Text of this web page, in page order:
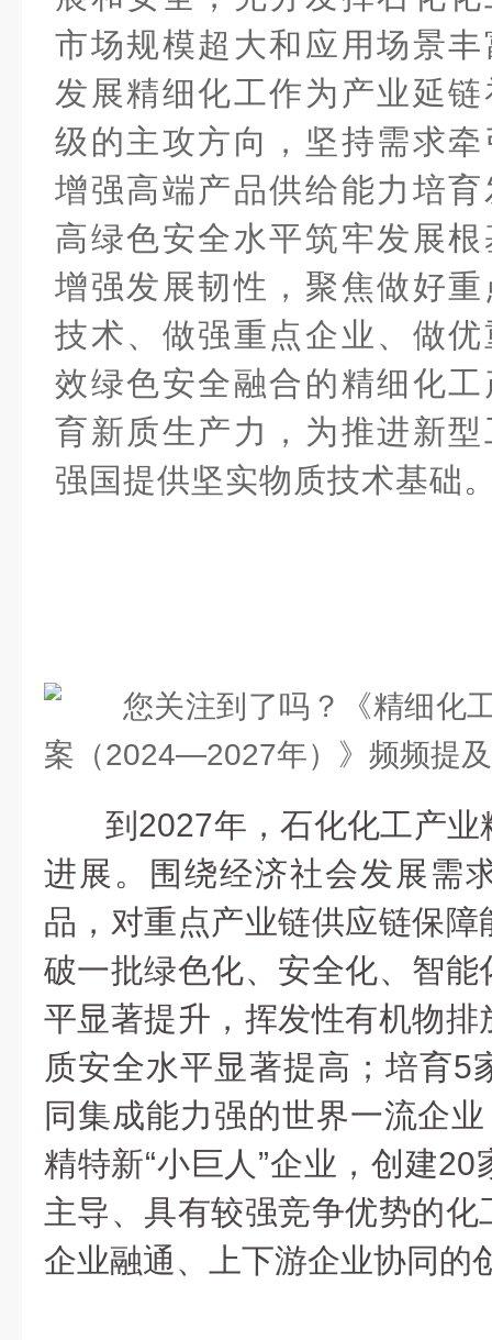
市场规模超大和应用场景
发展精细化工作为产业延
级的主攻方向，坚持需求
增强高端产品供给能力培
高绿色安全水平筑牢发展
增强发展韧性，聚焦做好
技术、做强重点企业、做
效绿色安全融合的精细化
育新质生产力，为推进新
强国提供坚实物质技术基础
到2027年，石化化工产
进展。围绕经济社会发展需
品，对重点产业链供应链保
破一批绿色化、安全化、智
平显著提升，挥发性有机物
质安全水平显著提高；培育5
同集成能力强的世界一流企
精特新“小巨人”企业，创建
主导、具有较强竞争优势的
企业融通、上下游企业协同的